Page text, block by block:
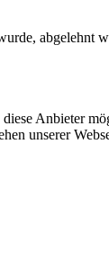
abgelehnt
Anbieter
unserer